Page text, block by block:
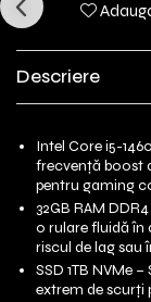
Descriere
Intel Core i5-
frecvență boost
pentru gaming
32GB RAM
o rulare fluidă în
riscul de lag sau
SSD 1TB NVMe
extrem de scurți